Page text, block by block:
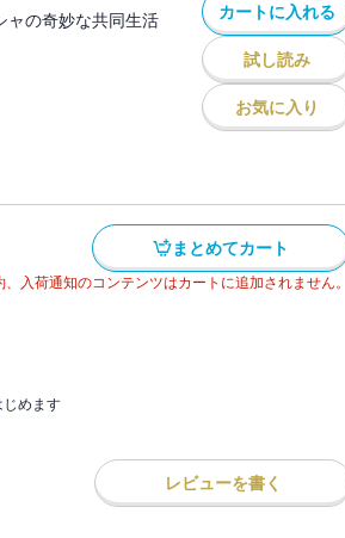
救ったのは、なにや
み姫は楽しい亡命
ャの奇妙な共同生活
情が、レティーシ
み姫は楽しい亡命
はじめます！【電
カートに入れる
試し読み
お気に入り
まとめてカート
入荷通知のコンテンツはカートに追加されません。
じめます
レビューを書く